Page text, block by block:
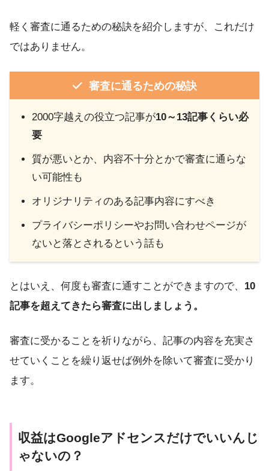
軽く審査に通るための秘訣を紹介しますが、これだけ
ではありません。
審査に通るための秘訣
2000字越えの役立つ記事が10～13記事くらい必
要
質が悪いとか、内容不十分とかで審査に通らな
い可能性も
オリジナリティのある記事内容にすべき
プライバシーポリシーやお問い合わせページが
ないと落とされるという話も
とはいえ、何度も審査に通すことができますので、 10
記事を超えてきたら審査に出しましょう。
審査に受かることを祈りながら、記事の内容を充実さ
せていくことを繰り返せば例外を除いて審査に受かり
ます。
収益はGoogleアドセンスだけでいいんじ
ゃないの？